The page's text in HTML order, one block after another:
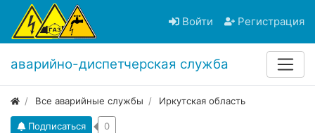
Войти Регистрация
аварийно-диспетчерская служба
Все аварийные службы Иркутская область
Подписаться 0